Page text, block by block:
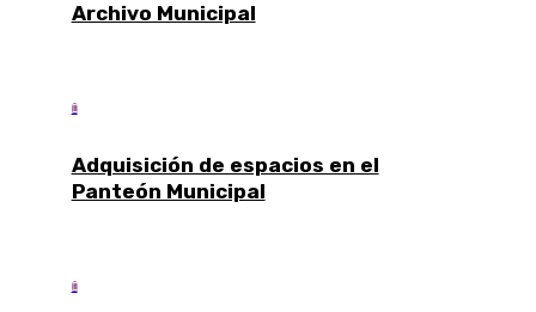
Archivo Municipal

Adquisición de espacios en el
Panteón Municipal
